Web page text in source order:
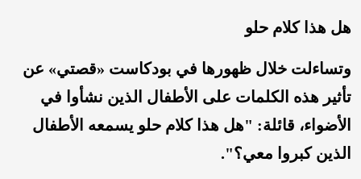
هل هذا كلام حلو
وتساءلت خلال ظهورها في بودكاست «قصتي» عن
تأثير هذه الكلمات على الأطفال الذين نشأوا في
الأضواء، قائلة: "هل هذا كلام حلو يسمعه الأطفال
الذين كبروا معي؟".